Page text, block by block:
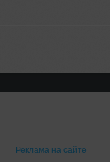
Реклама на сайте